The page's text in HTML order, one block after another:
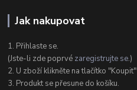
Jak nakupovat
1. Přihlaste se.
(Jste-li zde poprvé zaregistrujte se.)
2. U zboží klikněte na tlačítko "Koupit"
3. Produkt se přesune do košíku.